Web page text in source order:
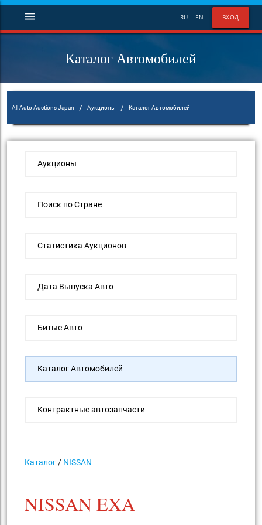
ВХОД
RU EN
menu
Каталог Автомобилей
All Auto Auctions Japan / Аукционы / Каталог Автомобилей
Аукционы
Поиск по Стране
Статистика Аукционов
Дата Выпуска Авто
Битые Авто
Каталог Автомобилей
Контрактные автозапчасти
Каталог / NISSAN
NISSAN EXA